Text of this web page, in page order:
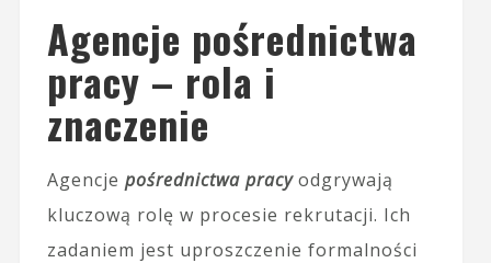
Agencje pośrednictwa
pracy – rola i
znaczenie
Agencje pośrednictwa pracyodgrywają
kluczową rolę w procesie rekrutacji. Ich
zadaniem jest uproszczenie formalności